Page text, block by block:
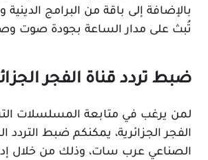
بالإضافة إلى باقة من البرامج الدينية
تُبث على مدار الساعة بجودة صوت
ضبط تردد قناة الفجر
لمن يرغب في متابعة المسلسلات
الفجر الجزائرية، يمكنكم ضبط التردد
الصناعي عرب سات، وذلك من خلال